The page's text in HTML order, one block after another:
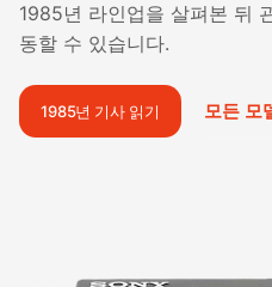
1985년 라인업을 살펴본 뒤
동할 수 있습니다.
1985년 기사 읽기 모든 모